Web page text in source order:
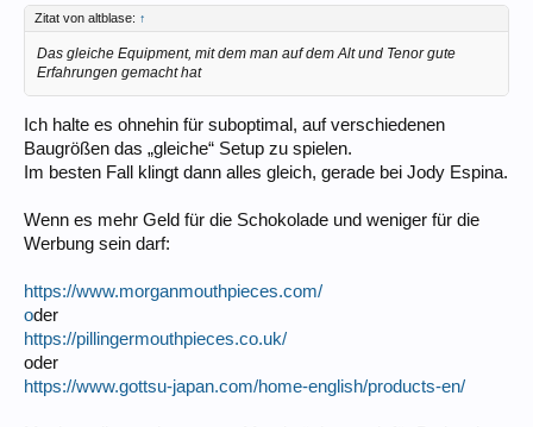
Zitat von altblase: ↑
Das gleiche Equipment, mit dem man auf dem Alt und Tenor gute
Erfahrungen gemacht hat
Ich halte es ohnehin für suboptimal, auf verschiedenen
Baugrößen das „gleiche“ Setup zu spielen.
Im besten Fall klingt dann alles gleich, gerade bei Jody Espina.
Wenn es mehr Geld für die Schokolade und weniger für die
Werbung sein darf:
https://www.morganmouthpieces.com/
oder
https://pillingermouthpieces.co.uk/
oder
https://www.gottsu-japan.com/home-english/products-en/